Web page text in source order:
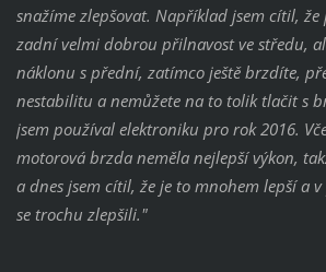
snažíme zlepšovat. Například jsem cítil,
zadní velmi dobrou přilnavost ve středu,
náklonu s přední, zatímco ještě brzdíte,
nestabilitu a nemůžete na to tolik tlačit s
jsem používal elektroniku pro rok 2016.
motorová brzda neměla nejlepší výkon,
a dnes jsem cítil, že je to mnohem lepší a
se trochu zlepšili."